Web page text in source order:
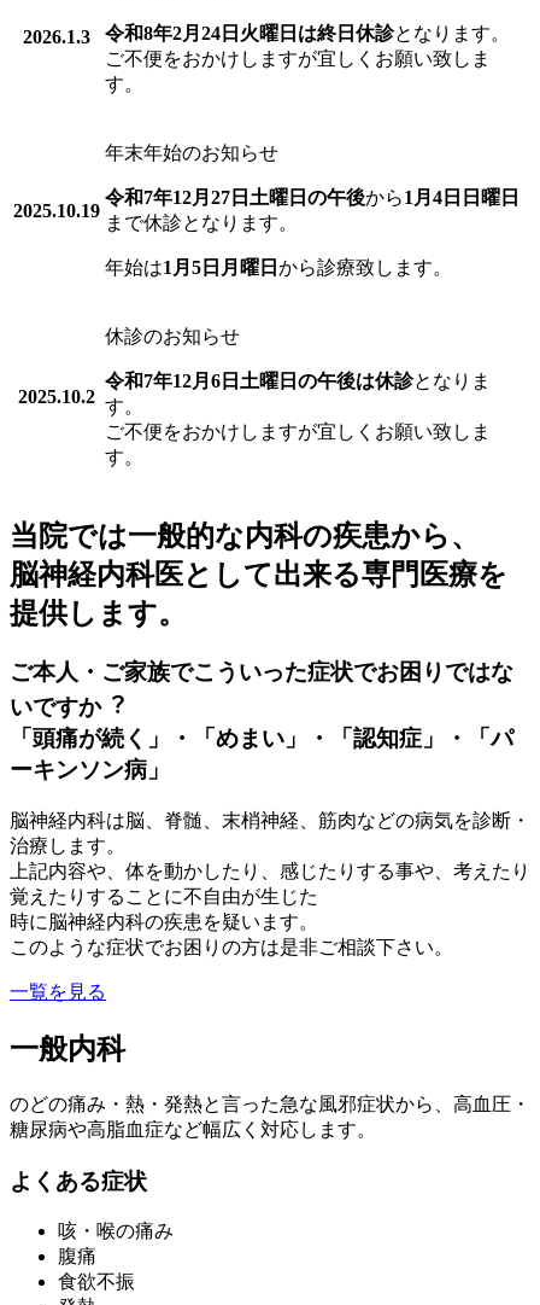
2026.1.3 令和8年2月24日火曜日は終日休診となります。
ご不便をおかけしますが宜しくお願い致しま
す。
2025.10.19
年末年始のお知らせ
令和7年12月27日土曜日の午後から1月4日日曜日
まで休診となります。
年始は1月5日月曜日 から診療致します。
2025.10.2
休診のお知らせ
令和7年12月6日土曜日の午後は休診となりま
す。
ご不便をおかけしますが宜しくお願い致しま
す。
当院では一般的な内科の疾患から、
脳神経内科医として出来る専門医療を
提供します。
ご本人・ご家族でこういった症状でお困りではな
いですか︖
「頭痛が続く」・「めまい」・「認知症」・「パ
ーキンソン病」
脳神経内科は脳、脊髄、末梢神経、筋肉などの病気を診断・
治療します。
上記内容や、体を動かしたり、感じたりする事や、考えたり
覚えたりすることに不自由が生じた
時に脳神経内科の疾患を疑います。
このような症状でお困りの方は是非ご相談下さい。
一覧を見る
一般内科
のどの痛み・熱・発熱と言った急な風邪症状から、高血圧・
糖尿病や高脂血症など幅広く対応します。
よくある症状
咳・喉の痛み
腹痛
食欲不振